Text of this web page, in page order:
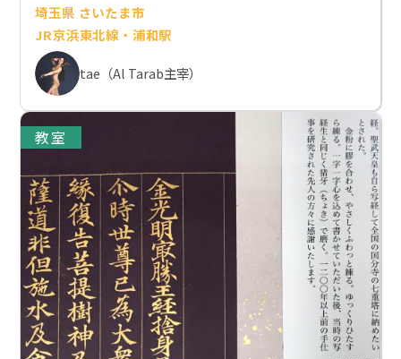
埼玉県 さいたま市
JR京浜東北線・浦和駅
tae（Al Tarab主宰）
教室